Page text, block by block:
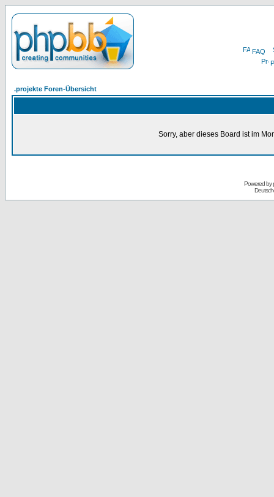
FAQ
.projekte Foren-Übersicht
Sorry, aber dieses Board ist im
Powered by